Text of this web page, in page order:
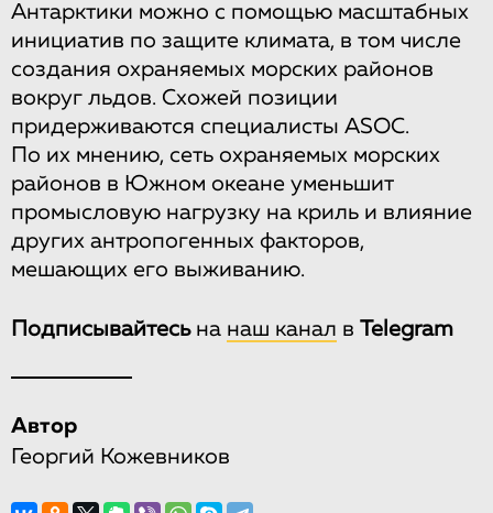
Антарктики можно с помощью масштабных
инициатив по защите климата, в том числе
создания охраняемых морских районов
вокруг льдов. Схожей позиции
придерживаются специалисты ASOC.
По их мнению, сеть охраняемых морских
районов в Южном океане уменьшит
промысловую нагрузку на криль и влияние
других антропогенных факторов,
мешающих его выживанию.
Подписывайтесьна наш канал в Telegram
Автор
Георгий Кожевников